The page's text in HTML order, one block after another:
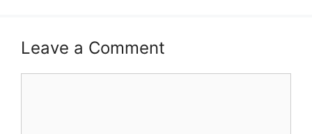
Leave a Comment